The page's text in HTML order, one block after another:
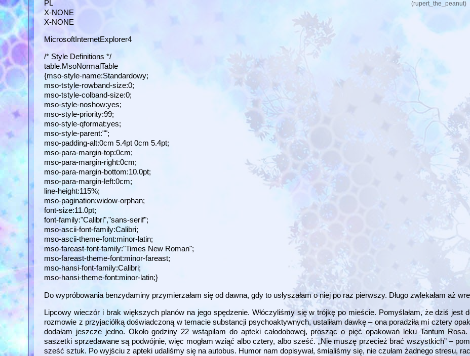
(rupert_the_peanut)
PL
X-NONE
X-NONE
MicrosoftInternetExplorer4
/* Style Definitions */
table.MsoNormalTable
{mso-style-name:Standardowy;
mso-tstyle-rowband-size:0;
mso-tstyle-colband-size:0;
mso-style-noshow:yes;
mso-style-priority:99;
mso-style-qformat:yes;
mso-style-parent:"";
mso-padding-alt:0cm 5.4pt 0cm 5.4pt;
mso-para-margin-top:0cm;
mso-para-margin-right:0cm;
mso-para-margin-bottom:10.0pt;
mso-para-margin-left:0cm;
line-height:115%;
mso-pagination:widow-orphan;
font-size:11.0pt;
font-family:"Calibri","sans-serif";
mso-ascii-font-family:Calibri;
mso-ascii-theme-font:minor-latin;
mso-fareast-font-family:"Times New Roman";
mso-fareast-theme-font:minor-fareast;
mso-hansi-font-family:Calibri;
mso-hansi-theme-font:minor-latin;}
Do wypróbowania benzydaminy przymierzałam się od dawna, gdy to usłyszałam o niej po raz pierwszy. Długo zwlekałam aż
Lipcowy wieczór i brak większych planów na jego spędzenie. Włóczyliśmy się w trójkę po mieście. Pomyślałam, że dziś jest
rozmowie z przyjaciółką doświadczoną w temacie substancji psychoaktywnych, ustaliłam dawkę – ona poradziła mi cztery
dodałam jeszcze jedno. Około godziny 22 wstąpiłam do apteki całodobowej, prosząc o pięć opakowań leku Tantum
saszetki sprzedawane są podwójnie, więc mogłam wziąć albo cztery, albo sześć. „Nie muszę przecież brać wszystkich” –
sześć sztuk. Po wyjściu z apteki udaliśmy się na autobus. Humor nam dopisywał, śmialiśmy się, nie czułam żadnego stresu,